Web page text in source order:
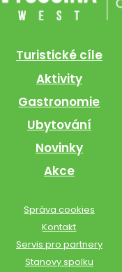
Turistické cíle
Aktivity
Gastronomie
Ubytování
Novinky
Akce
Správa cookies
Kontakt
Servis pro partnery
Stanovy spolku